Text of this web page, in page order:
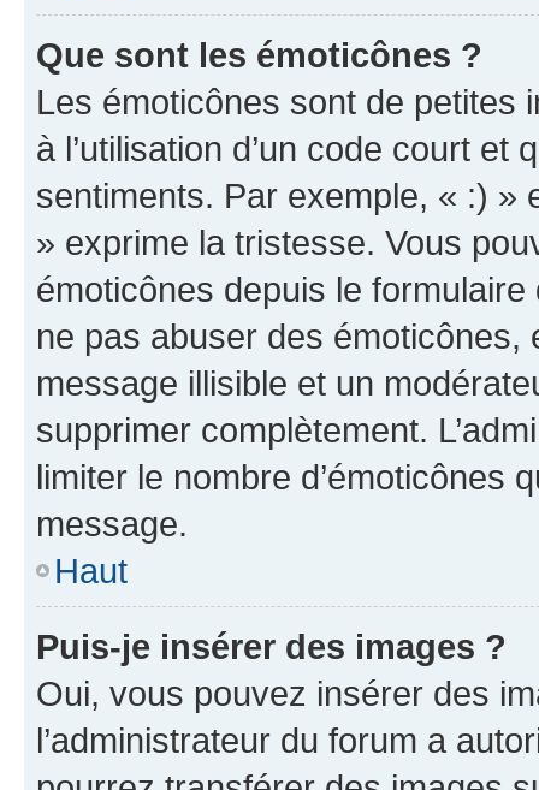
Que sont les émoticônes ?
Les émoticônes sont de petites
à l’utilisation d’un code court et
sentiments. Par exemple, « :) »
» exprime la tristesse. Vous
émoticônes depuis le
ne pas abuser des
message illisible et un
supprimer complètement.
limiter le nombre d’émoticônes
message.
Haut
Puis-je insérer des images ?
Oui, vous pouvez insérer des
l’administrateur du forum a